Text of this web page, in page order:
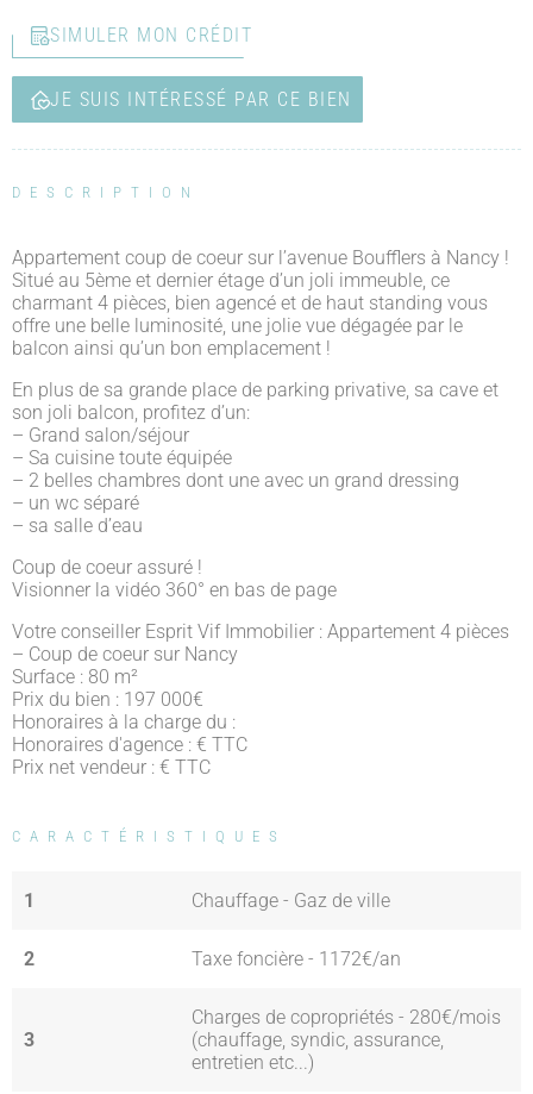
SIMULER MON CRÉDIT
JE SUIS INTÉRESSÉ PAR CE BIEN
DESCRIPTION
Appartement coup de coeur sur l’avenue Boufflers à Nancy !
Situé au 5ème et dernier étage d’un joli immeuble, ce
charmant 4 pièces, bien agencé et de haut standing vous
offre une belle luminosité, une jolie vue dégagée par le
balcon ainsi qu’un bon emplacement !
En plus de sa grande place de parking privative, sa cave et
son joli balcon, profitez d’un:
– Grand salon/séjour
– Sa cuisine toute équipée
– 2 belles chambres dont une avec un grand dressing
– un wc séparé
– sa salle d’eau
Coup de coeur assuré !
Visionner la vidéo 360° en bas de page
Votre conseiller Esprit Vif Immobilier : Appartement 4 pièces
– Coup de coeur sur Nancy
Surface : 80 m²
Prix du bien : 197 000€
Honoraires à la charge du :
Honoraires d'agence : € TTC
Prix net vendeur : € TTC
CARACTÉRISTIQUES
1 Chauffage - Gaz de ville
2 Taxe foncière - 1172€/an
3
Charges de copropriétés - 280€/mois
(chauffage, syndic, assurance,
entretien etc...)